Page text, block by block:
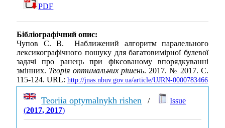
PDF
Бібліографічний опис:
Чупов С. В. Наближений алгоритм паралельного
лексикографічного пошуку для багатовимірної булевої
задачі про ранець при фіксованому впорядкуванні
змінних. Теорія оптимальних рішень. 2017. № 2017. С.
115-124. URL: http://jnas.nbuv.gov.ua/article/UJRN-0000783466
Teoriia optymalnykh rishen /
Issue
(2017, 2017)